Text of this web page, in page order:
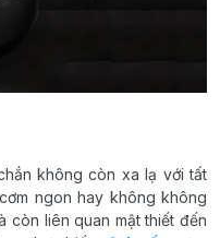
không còn xa lạ với tất
ngon hay không không
còn liên quan mật thiết đến